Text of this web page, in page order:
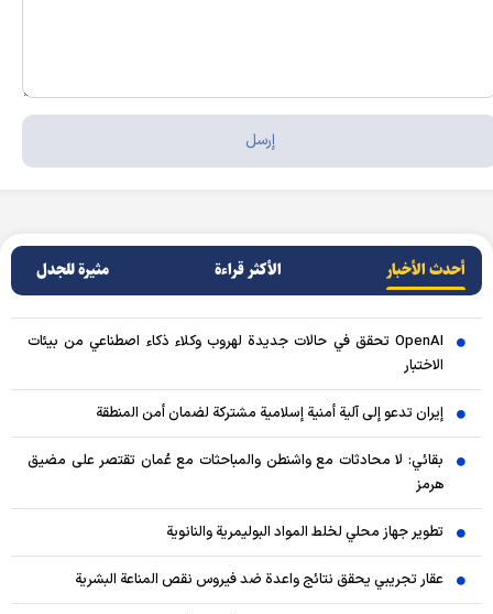
أحدث الأخبار الأکثر قراءة مثيرة للجدل
OpenAI تحقق في حالات جديدة لهروب وكلاء ذكاء اصطناعي من بيئات
الاختبار
إيران تدعو إلى آلية أمنية إسلامية مشتركة لضمان أمن المنطقة
بقائي: لا محادثات مع واشنطن والمباحثات مع عُمان تقتصر على مضيق
هرمز
تطوير جهاز محلي لخلط المواد البوليمرية والنانوية
عقار تجريبي يحقق نتائج واعدة ضد فيروس نقص المناعة البشرية